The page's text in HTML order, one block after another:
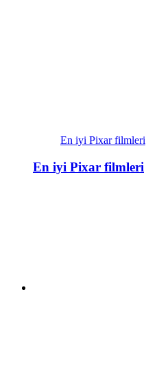
En iyi Pixar filmleri
En iyi Pixar filmleri